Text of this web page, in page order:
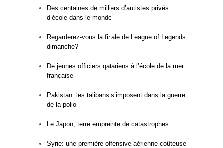
Des centaines de milliers d’autistes privés
d’école dans le monde
Regarderez-vous la finale de League of Legends
dimanche?
De jeunes officiers qatariens à l’école de la mer
française
Pakistan: les talibans s’imposent dans la guerre
de la polio
Le Japon, terre empreinte de catastrophes
Syrie: une première offensive aérienne coûteuse